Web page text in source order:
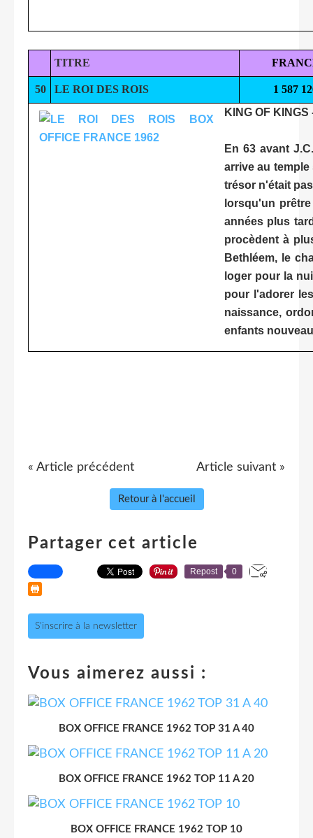
TITRE
50 LE ROI DES ROIS
1 587
KING OF KINGS
En 63 avant
arrive au
trésor n'était
lorsqu'un
années plus
procèdent à
Bethléem, le
loger pour la
pour l'adorer
naissance,
enfants
« Article précédent Article suivant »
Retour à l'accueil
Partager cet article
Repost 0
S'inscrire à la newsletter
Vous aimerez aussi :
BOX OFFICE FRANCE 1962 TOP 31 A 40
BOX OFFICE FRANCE 1962 TOP 11 A 20
BOX OFFICE FRANCE 1962 TOP 10